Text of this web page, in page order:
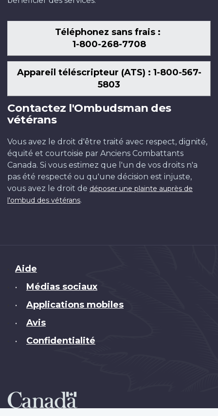
Téléphonez sans frais :
1-800-268-7708
Appareil téléscripteur (ATS) : 1-800-567-
5803
Contactez l'Ombudsman des
vétérans
Vous avez le droit d'être traité avec respect, dignité,
équité et courtoisie par Anciens Combattants
Canada. Si vous estimez que l'un de vos droits n'a
pas été respecté ou qu'une décision est injuste,
vous avez le droit de déposer une plainte auprès de
l'ombud des vétérans.
Brand
Aide
• Médias sociaux
• Applications mobiles
• Avis
• Confidentialité